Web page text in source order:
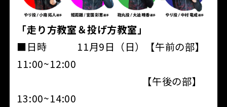
「走り方教室＆投げ方教室」
■日時 11月9日（日）【午前の部】
11:00~12:00
【午後の部】
13:00~14:00